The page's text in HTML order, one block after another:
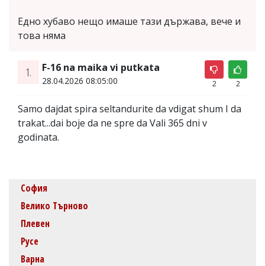
Едно хубаво нещо имаше тази държава, вече и
това няма
1. F-16 na maika vi putkata
28.04.2026 08:05:00 2 2
Samo dajdat spira seltandurite da vdigat shum I da
trakat...dai boje da ne spre da Vali 365 dni v
godinata.
София
Велико Търново
Плевен
Русе
Варна